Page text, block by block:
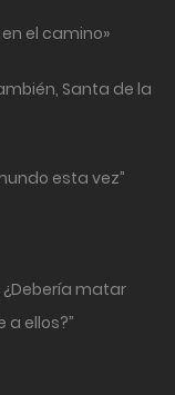
el camino»
Santa de la
esta vez”
¿Debería matar
ellos?”